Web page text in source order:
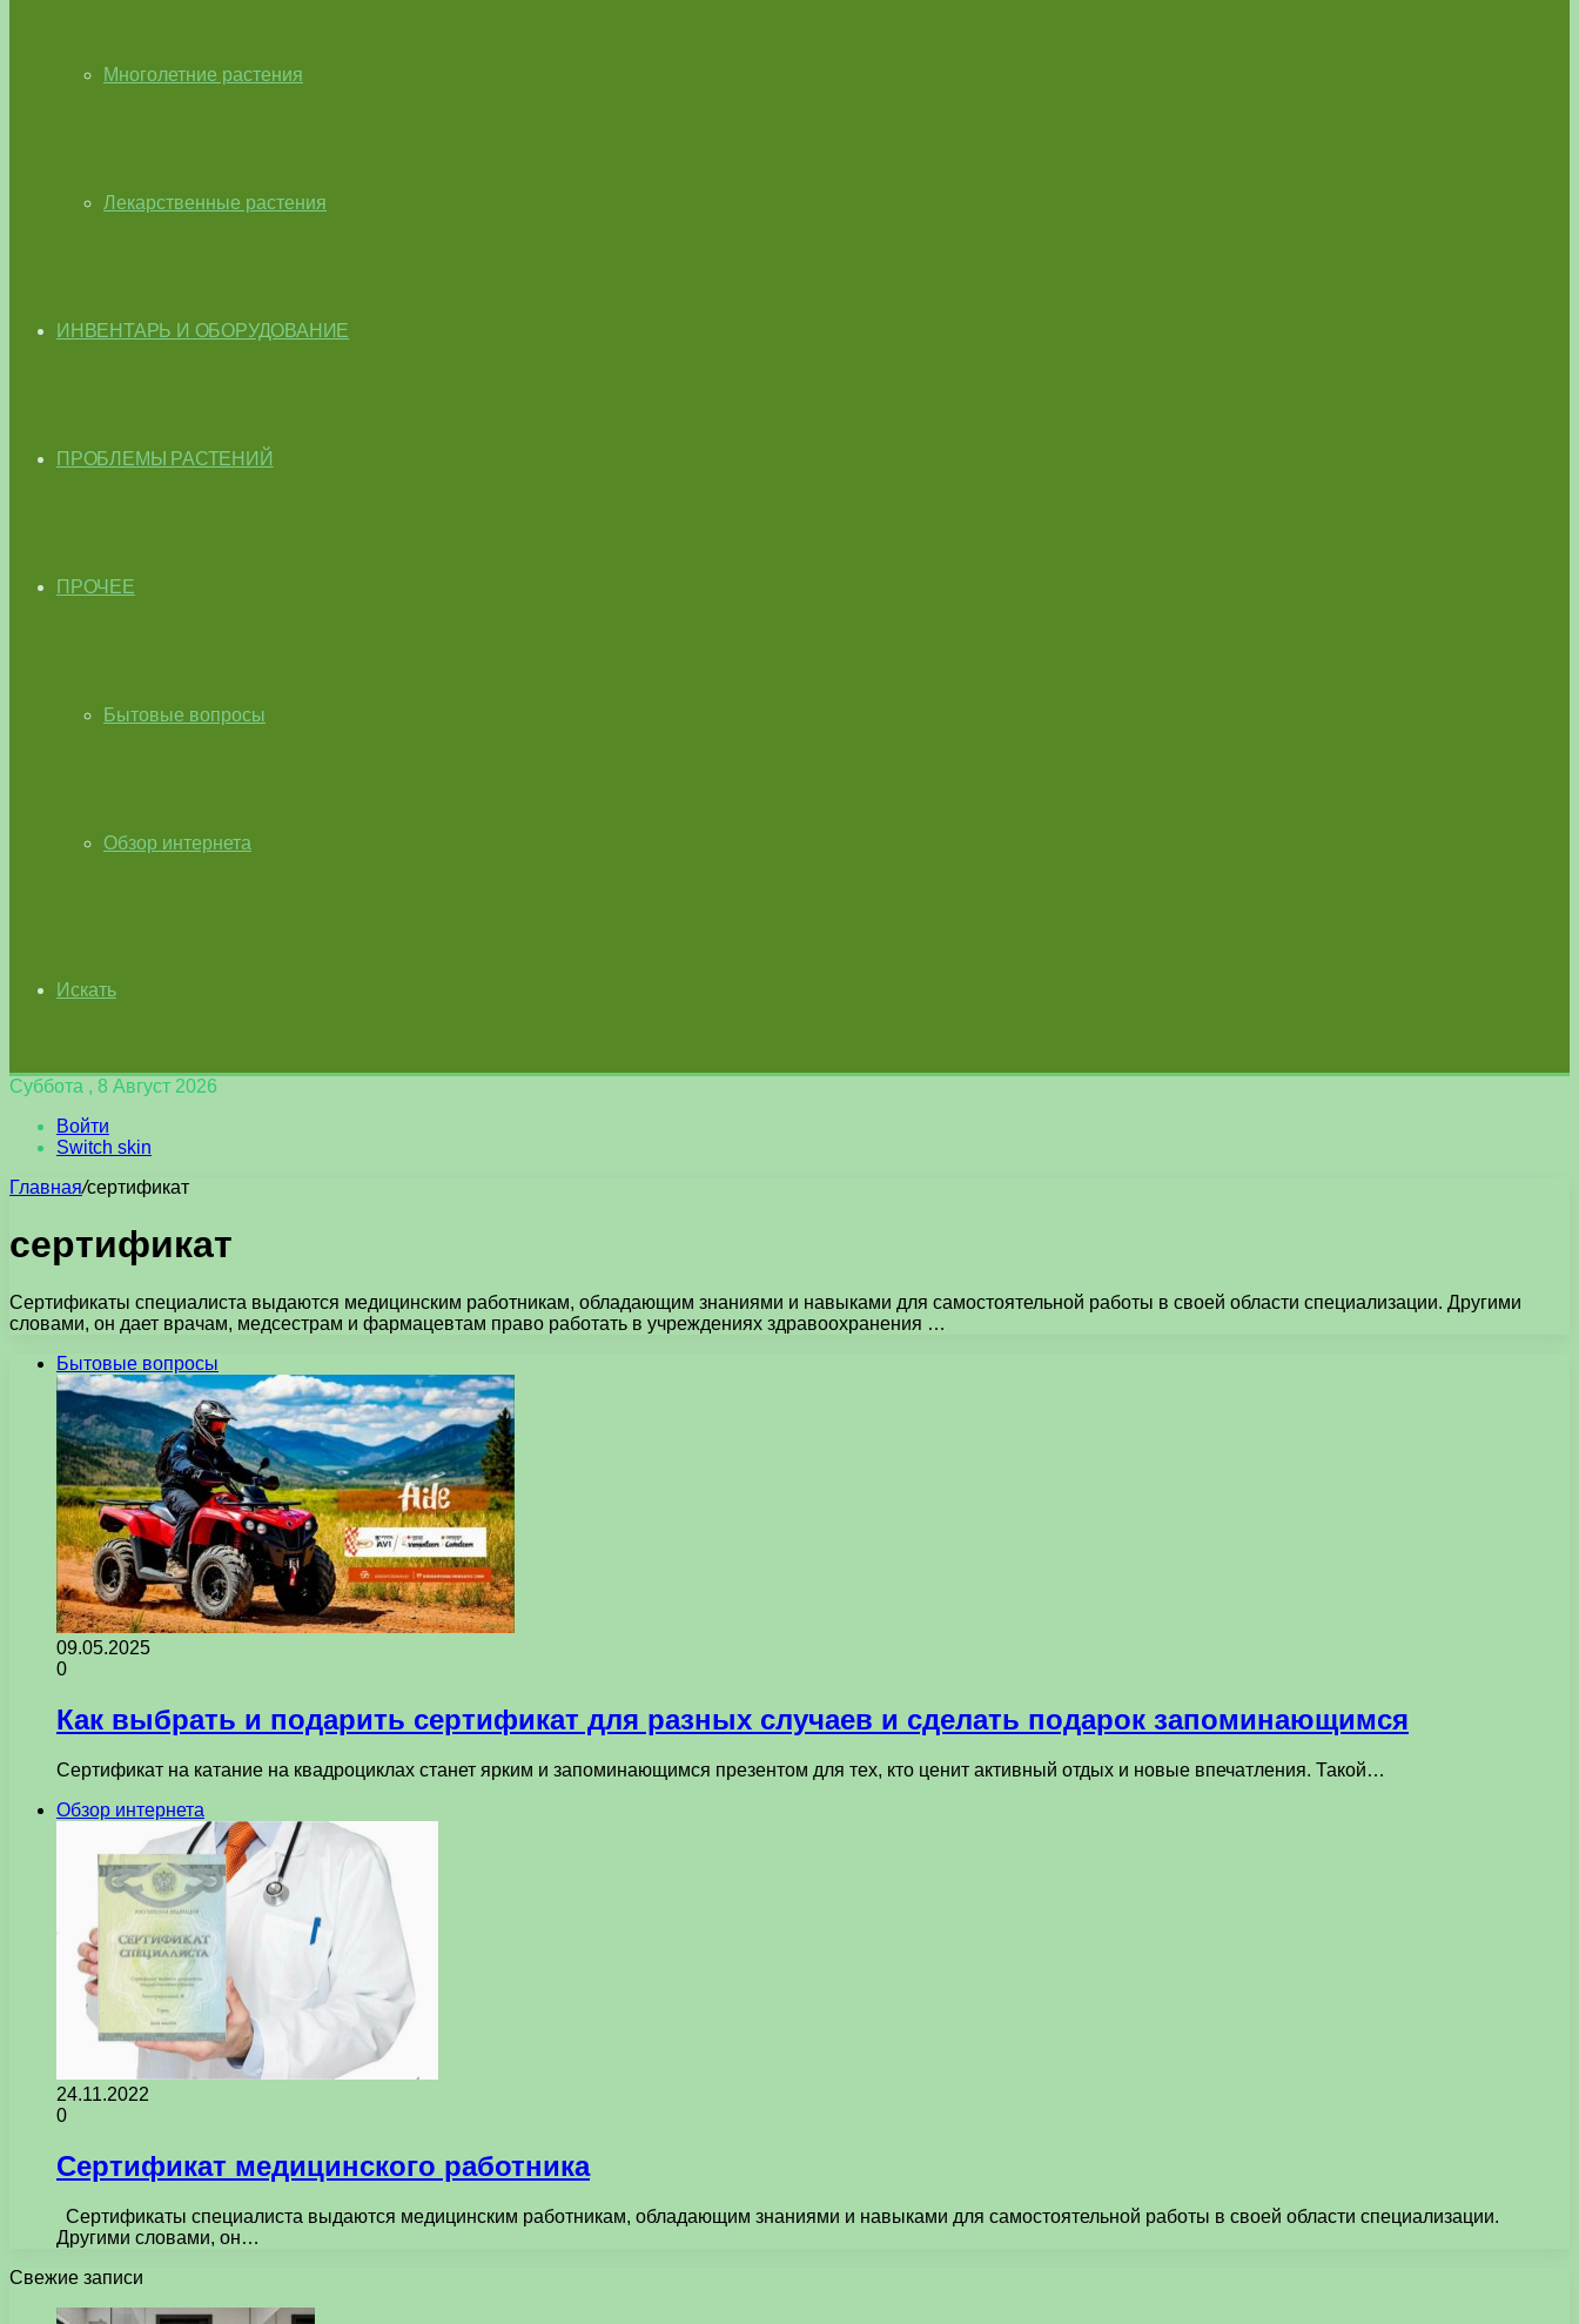
Многолетние растения
Лекарственные растения
ИНВЕНТАРЬ И ОБОРУДОВАНИЕ
ПРОБЛЕМЫ РАСТЕНИЙ
ПРОЧЕЕ
Бытовые вопросы
Обзор интернета
Искать
Суббота , 8 Август 2026
Войти
Switch skin
Главная/сертификат
сертификат
Сертификаты специалиста выдаются медицинским работникам, обладающим знаниями и навыками для самостоятельной работы в своей области специализации. Другими
словами, он дает врачам, медсестрам и фармацевтам право работать в учреждениях здравоохранения …
Бытовые вопросы
09.05.2025
0
Как выбрать и подарить сертификат для разных случаев и сделать подарок запоминающимся
Сертификат на катание на квадроциклах станет ярким и запоминающимся презентом для тех, кто ценит активный отдых и новые впечатления. Такой…
Обзор интернета
24.11.2022
0
Сертификат медицинского работника
Сертификаты специалиста выдаются медицинским работникам, обладающим знаниями и навыками для самостоятельной работы в своей области специализации.
Другими словами, он…
Свежие записи